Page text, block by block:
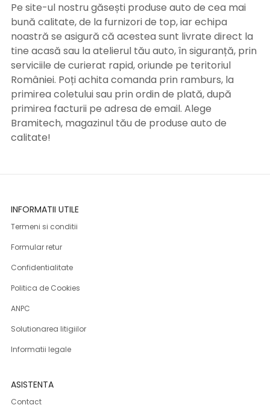
Pe site-ul nostru găsești produse auto de cea mai
bună calitate, de la furnizori de top, iar echipa
noastră se asigură că acestea sunt livrate direct la
tine acasă sau la atelierul tău auto, în siguranță, prin
serviciile de curierat rapid, oriunde pe teritoriul
României. Poți achita comanda prin ramburs, la
primirea coletului sau prin ordin de plată, după
primirea facturii pe adresa de email. Alege
Bramitech, magazinul tău de produse auto de
calitate!
INFORMATII UTILE
Termeni si conditii
Formular retur
Confidentialitate
Politica de Cookies
ANPC
Solutionarea litigiilor
Informatii legale
ASISTENTA
Contact